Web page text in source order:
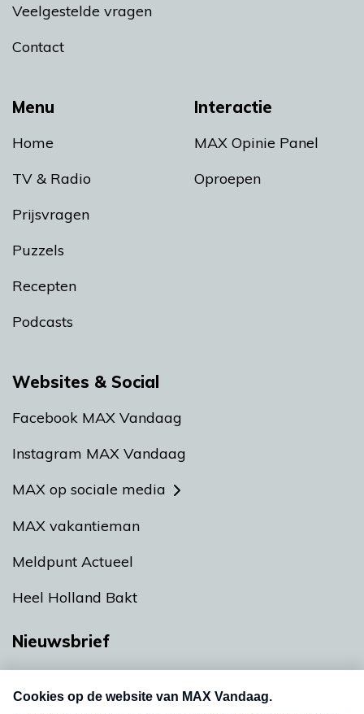
Menu
Home
TV & Radio
Prijsvragen
Puzzels
Recepten
Podcasts
Interactie
MAX Opinie Panel
Oproepen
Veelgestelde vragen
Contact
Websites & Social
Facebook MAX Vandaag
Instagram MAX Vandaag
MAX op sociale media
MAX vakantieman
Meldpunt Actueel
Heel Holland Bakt
Nieuwsbrief
nieuwsbrief. Elke vrijdag- en dinsdagochtend in